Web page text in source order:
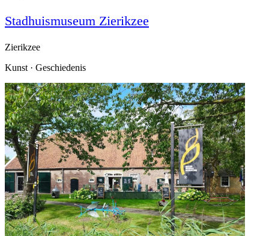
Stadhuismuseum Zierikzee
Zierikzee
Kunst · Geschiedenis